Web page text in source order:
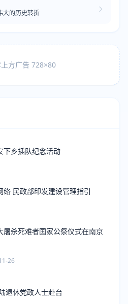
大的历史转折
方广告 728×80
下乡插队纪念活动
民政部印发建设管理指引
屠杀死难者国家公祭仪式在南京
26
退休党政人士赴台